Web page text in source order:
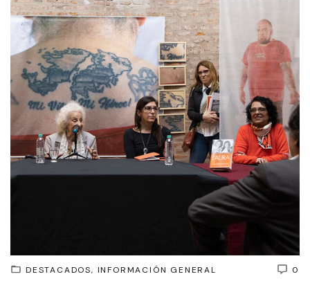
0
DESTACADOS INFORMACIÓN GENERAL